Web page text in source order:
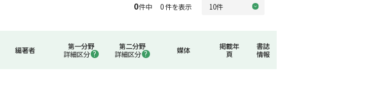
0件中 0 件を表示
編著者
第一分野
詳細区分
第二分野
詳細区分
媒体
掲載年
頁
書誌
情報